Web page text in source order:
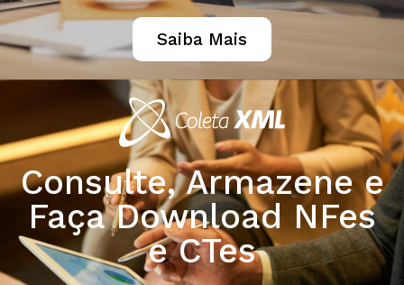
Saiba Mais
Consulte, Armazene e
Faça Download NFes
e CTes